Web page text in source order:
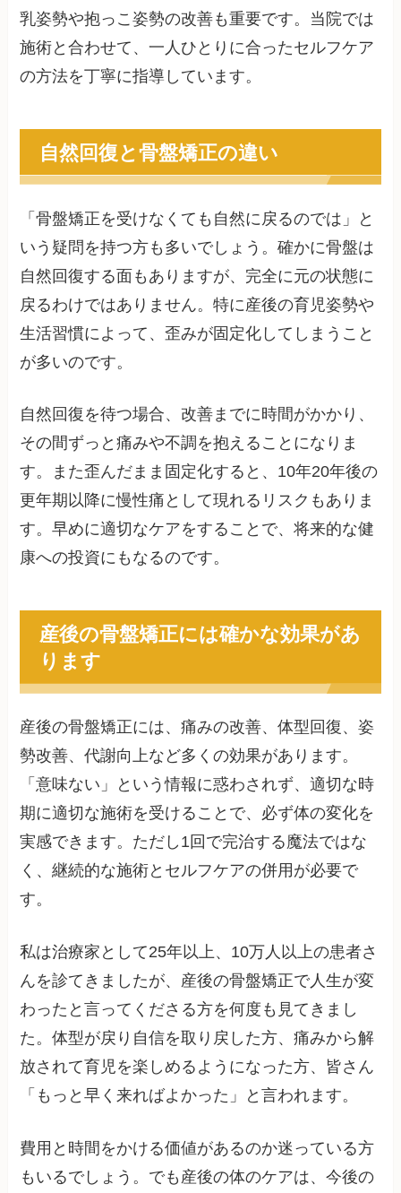
乳姿勢や抱っこ姿勢の改善も重要です。当院では
施術と合わせて、一人ひとりに合ったセルフケア
の方法を丁寧に指導しています。
自然回復と骨盤矯正の違い
「骨盤矯正を受けなくても自然に戻るのでは」と
いう疑問を持つ方も多いでしょう。確かに骨盤は
自然回復する面もありますが、完全に元の状態に
戻るわけではありません。特に産後の育児姿勢や
生活習慣によって、歪みが固定化してしまうこと
が多いのです。
自然回復を待つ場合、改善までに時間がかかり、
その間ずっと痛みや不調を抱えることになりま
す。また歪んだまま固定化すると、10年20年後の
更年期以降に慢性痛として現れるリスクもありま
す。早めに適切なケアをすることで、将来的な健
康への投資にもなるのです。
産後の骨盤矯正には確かな効果があ
ります
産後の骨盤矯正には、痛みの改善、体型回復、姿
勢改善、代謝向上など多くの効果があります。
「意味ない」という情報に惑わされず、適切な時
期に適切な施術を受けることで、必ず体の変化を
実感できます。ただし1回で完治する魔法ではな
く、継続的な施術とセルフケアの併用が必要で
す。
私は治療家として25年以上、10万人以上の患者さ
んを診てきましたが、産後の骨盤矯正で人生が変
わったと言ってくださる方を何度も見てきまし
た。体型が戻り自信を取り戻した方、痛みから解
放されて育児を楽しめるようになった方、皆さん
「もっと早く来ればよかった」と言われます。
費用と時間をかける価値があるのか迷っている方
もいるでしょう。でも産後の体のケアは、今後の